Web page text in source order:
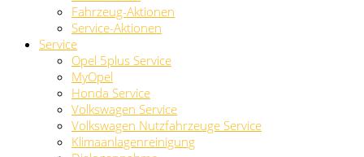
Fahrzeug-Aktionen
Service-Aktionen
Service
Opel 5plus Service
MyOpel
Honda Service
Volkswagen Service
Volkswagen Nutzfahrzeuge Service
Klimaanlagenreinigung